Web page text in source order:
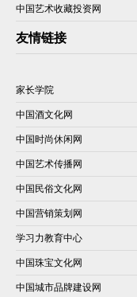
中国艺术收藏投资网
友情链接
家长学院
中国酒文化网
中国时尚休闲网
中国艺术传播网
中国民俗文化网
中国营销策划网
学习力教育中心
中国珠宝文化网
中国城市品牌建设网